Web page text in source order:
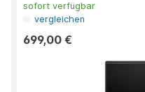
sofort verfügbar
vergleichen
699,00 €